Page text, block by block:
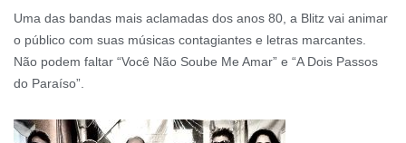
Uma das bandas mais aclamadas dos anos 80, a Blitz vai animar
o público com suas músicas contagiantes e letras marcantes.
Não podem faltar “Você Não Soube Me Amar” e “A Dois Passos
do Paraíso”.